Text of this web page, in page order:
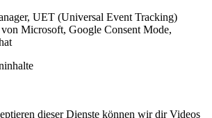
UET (Universal Event Tracking)
Microsoft, Google Consent Mode,
dieser Dienste können wir dir Videos